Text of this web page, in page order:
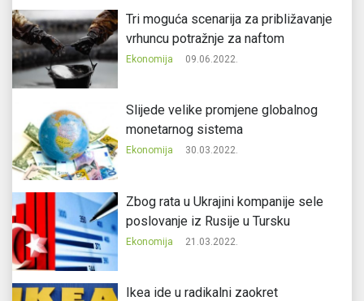
Tri moguća scenarija za približavanje
vrhuncu potražnje za naftom
Ekonomija 09.06.2022.
Slijede velike promjene globalnog
monetarnog sistema
Ekonomija 30.03.2022.
Zbog rata u Ukrajini kompanije sele
poslovanje iz Rusije u Tursku
Ekonomija 21.03.2022.
Ikea ide u radikalni zaokret